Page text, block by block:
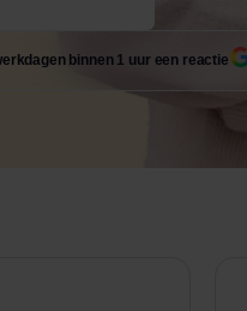
binnen 1 uur een reactie